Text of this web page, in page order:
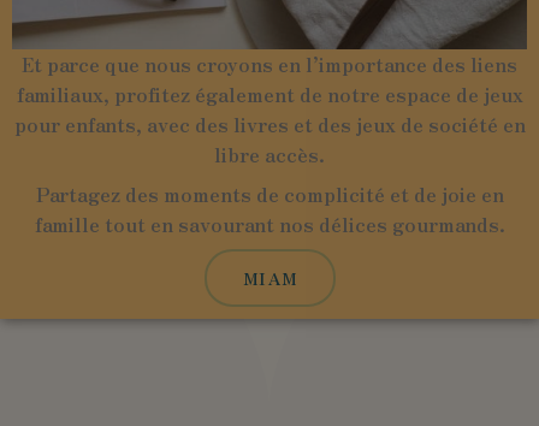
Et parce que nous croyons en l’importance des liens
familiaux, profitez également de notre espace de jeux
pour enfants, avec des livres et des jeux de société en
libre accès.
Partagez des moments de complicité et de joie en
famille tout en savourant nos délices gourmands.
MIAM